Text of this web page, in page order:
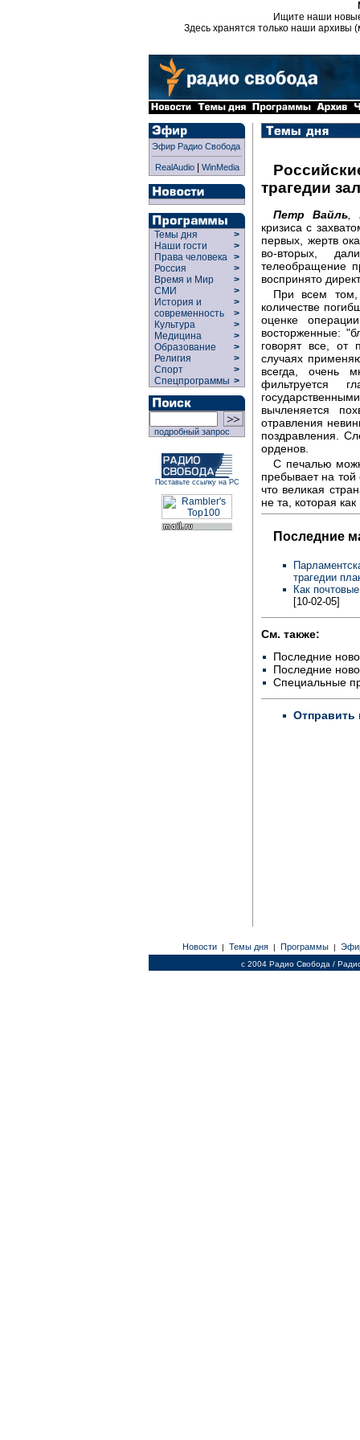
Ищите наши
Здесь хранятся только наши архивы
Эфир Радио Свобода
RealAudio| WinMedia
Темы дня
>
Наши гости
>
Права человека >
Россия
>
Время и Мир
>
СМИ
>
История и
современность
>
>
Культура
>
Медицина
>
Образование
>
Религия
>
Спорт
>
Спецпрограммы >
подробный запрос
Поставьте ссылку на РС
трагедии
Петр Вайль ,
кризиса с
первых, жертв
во-вторых,
телеобращение
воспринято
При всем том,
количестве
оценке
восторженные:
говорят все, от
случаях
всегда, очень
фильтруется
вычленяется
отравления
поздравления.
орденов.
С печалью
пребывает на той
что великая
не та, которая
Последние
трагедии
Как
[10-02-05]
См. также:
Последние
Последние
Специальные
Отправить
Новости | Темы дня | Программы |
c 2004 Радио Свобода /